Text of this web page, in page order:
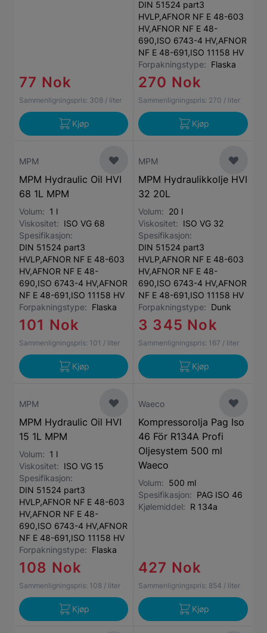
77 Nok
Sammenligningspris: 308 / liter
Kjøp
DIN 51524 part3
HVLP,AFNOR NF E 48-603
HV,AFNOR NF E 48-
690,ISO 6743-4 HV,AFNOR
NF E 48-691,ISO 11158 HV
Forpakningstype: Flaska
270 Nok
Sammenligningspris: 270 / liter
Kjøp
MPM
MPM Hydraulic Oil HVI
68 1L MPM
Volum: 1 l
Viskositet: ISO VG 68
Spesifikasjon:
DIN 51524 part3
HVLP,AFNOR NF E 48-603
HV,AFNOR NF E 48-
690,ISO 6743-4 HV,AFNOR
NF E 48-691,ISO 11158 HV
Forpakningstype: Flaska
101 Nok
Sammenligningspris: 101 / liter
Kjøp
MPM
MPM Hydraulikkolje HVI
32 20L
Volum: 20 l
Viskositet: ISO VG 32
Spesifikasjon:
DIN 51524 part3
HVLP,AFNOR NF E 48-603
HV,AFNOR NF E 48-
690,ISO 6743-4 HV,AFNOR
NF E 48-691,ISO 11158 HV
Forpakningstype: Dunk
3 345 Nok
Sammenligningspris: 167 / liter
Kjøp
MPM
MPM Hydraulic Oil HVI
15 1L MPM
Volum: 1 l
Viskositet: ISO VG 15
Spesifikasjon:
DIN 51524 part3
HVLP,AFNOR NF E 48-603
HV,AFNOR NF E 48-
690,ISO 6743-4 HV,AFNOR
NF E 48-691,ISO 11158 HV
Forpakningstype: Flaska
108 Nok
Sammenligningspris: 108 / liter
Kjøp
Waeco
Kompressorolja Pag Iso
46 För R134A Profi
Oljesystem 500 ml
Waeco
Volum: 500 ml
Spesifikasjon: PAG ISO 46
Kjølemiddel: R 134a
427 Nok
Sammenligningspris: 854 / liter
Kjøp